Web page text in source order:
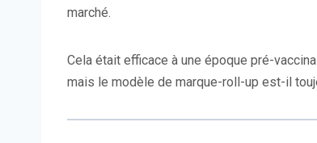
marché.
Cela était efficace à une époque pré-
mais le modèle de marque-roll-up est-il